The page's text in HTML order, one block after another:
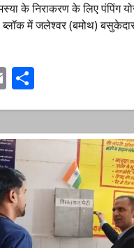
के निराकरण के लिए पंपिंग
ब्लॉक में जलेश्वर (बमोथ)
Email